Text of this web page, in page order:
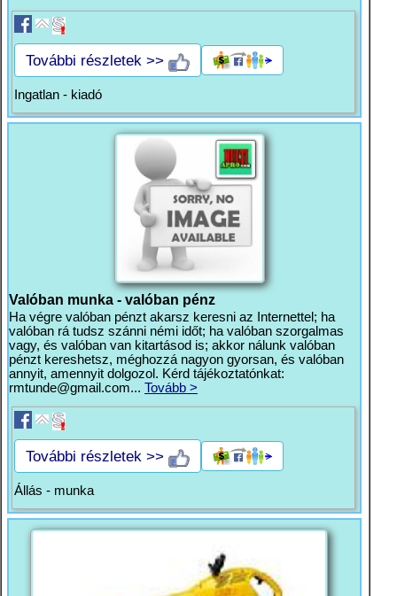
További részletek >>
Ingatlan - kiadó
Valóban munka - valóban pénz
Ha végre valóban pénzt akarsz keresni az Internettel; ha
valóban rá tudsz szánni némi időt; ha valóban szorgalmas
vagy, és valóban van kitartásod is; akkor nálunk valóban
pénzt kereshetsz, méghozzá nagyon gyorsan, és valóban
annyit, amennyit dolgozol. Kérd tájékoztatónkat:
rmtunde@gmail.com... Tovább >
További részletek >>
Állás - munka